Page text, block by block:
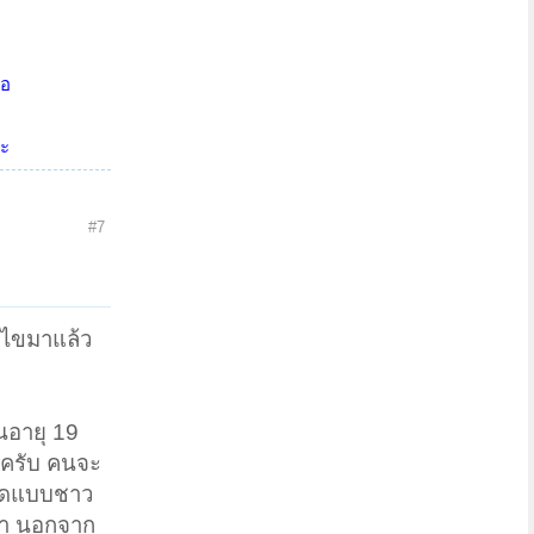
#7
ขมาแล้ว
ายุ 19
รับ คนจะ
แบบชาว
นอกจาก